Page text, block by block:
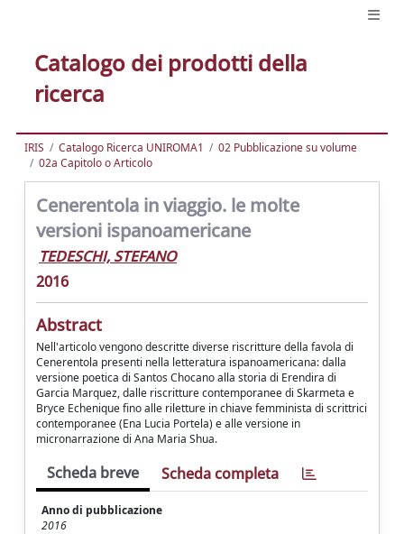
Catalogo dei prodotti della
ricerca
IRIS Catalogo Ricerca UNIROMA1
02 Pubblicazione su volume
02a Capitolo o Articolo
Cenerentola in viaggio. le molte
versioni ispanoamericane
TEDESCHI, STEFANO
2016
Abstract
Nell'articolo vengono descritte diverse riscritture della favola di
Cenerentola presenti nella letteratura ispanoamericana: dalla
versione poetica di Santos Chocano alla storia di Erendira di
Garcia Marquez, dalle riscritture contemporanee di Skarmeta e
Bryce Echenique fino alle riletture in chiave femminista di scrittrici
contemporanee (Ena Lucia Portela) e alle versione in
micronarrazione di Ana Maria Shua.
Scheda breve Scheda completa
Anno di pubblicazione
2016